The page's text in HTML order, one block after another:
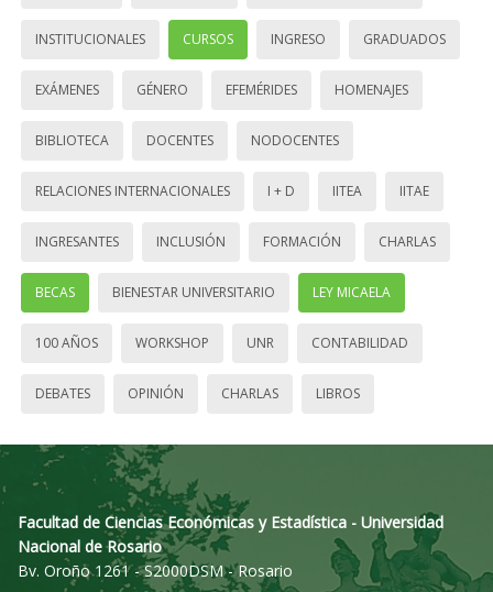
INSTITUCIONALES CURSOS INGRESO GRADUADOS
EXÁMENES GÉNERO EFEMÉRIDES HOMENAJES
BIBLIOTECA DOCENTES NODOCENTES
RELACIONES INTERNACIONALES I + D IITEA IITAE
INGRESANTES INCLUSIÓN FORMACIÓN CHARLAS
BECAS BIENESTAR UNIVERSITARIO LEY MICAELA
100 AÑOS WORKSHOP UNR CONTABILIDAD
DEBATES OPINIÓN CHARLAS LIBROS
Facultad de Ciencias Económicas y Estadística - Universidad
Nacional de Rosario
Bv. Oroño 1261 - S2000DSM - Rosario